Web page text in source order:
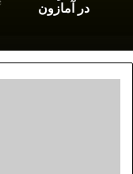
در آمازون